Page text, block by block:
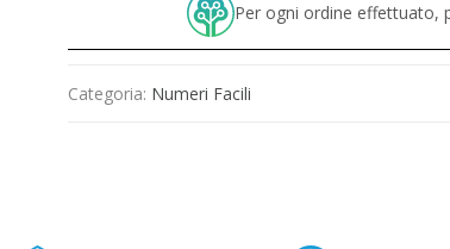
Per ogni ordine effettuato,
Categoria: Numeri Facili